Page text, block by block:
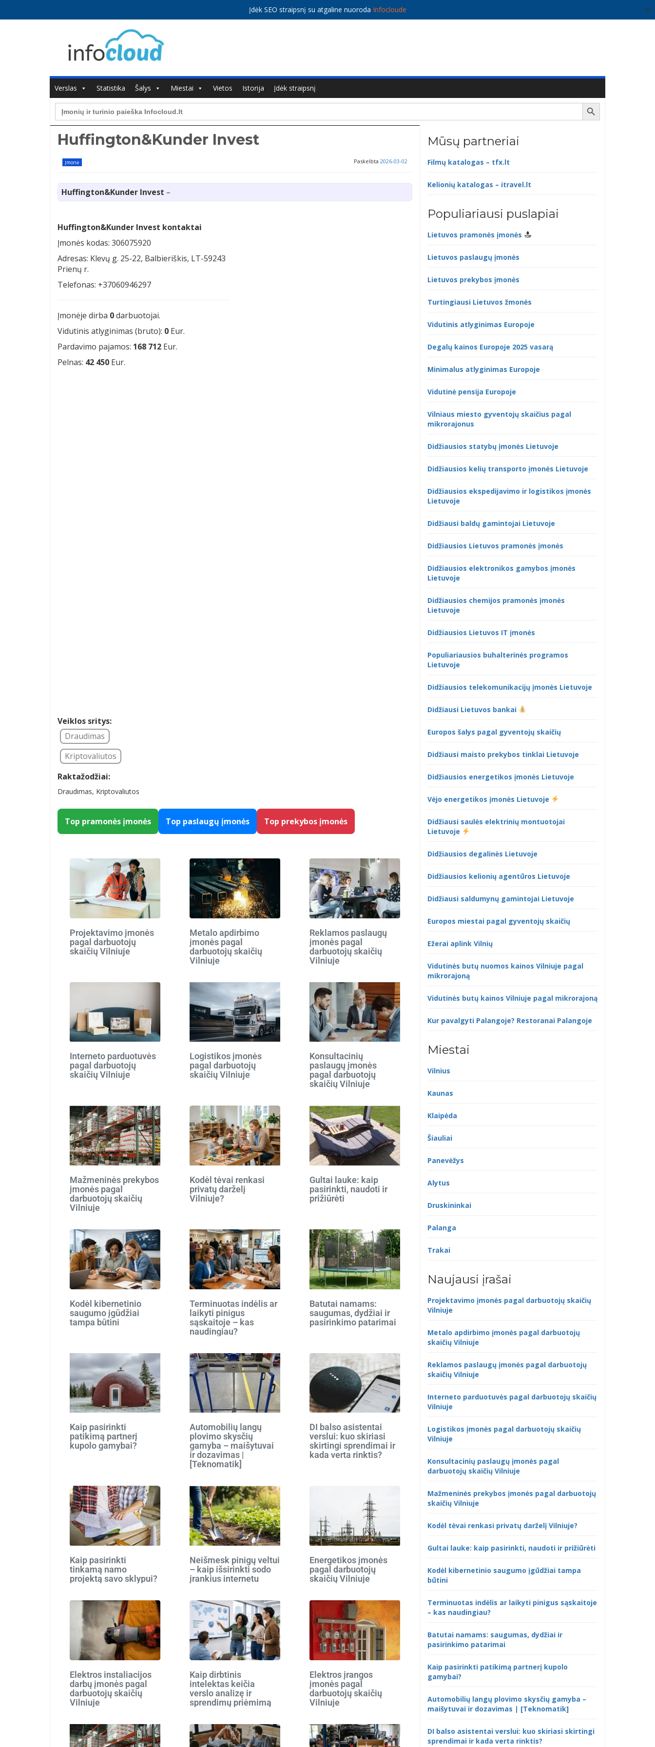
Įdėk SEO straipsnį su atgaline nuoroda Infocloude ✕
Verslas Statistika Šalys Miestai Vietos Istorija
Įdėk straipsnį
Search
for:
Search Button
Huffington&Kunder Invest
Įmonė Paskelbta 2026-03-02
Huffington&Kunder Invest –
Huffington&Kunder Invest kontaktai
Įmonės kodas: 306075920
Adresas: Klevų g. 25-22, Balbieriškis, LT-59243
Prienų r.
Telefonas: +37060946297
Įmonėje dirba 0darbuotojai.
Vidutinis atlyginimas (bruto): 0 Eur.
Pardavimo pajamos: 168 712 Eur.
Pelnas: 42 450 Eur.
Veiklos sritys:
Draudimas
Kriptovaliutos
Raktažodžiai:
Draudimas, Kriptovaliutos
Top pramonės įmonės Top paslaugų įmonės Top prekybos įmonės
Projektavimo įmonės
pagal darbuotojų
skaičių Vilniuje
Metalo apdirbimo
įmonės pagal
darbuotojų skaičių
Vilniuje
Reklamos paslaugų
įmonės pagal
darbuotojų skaičių
Vilniuje
Interneto parduotuvės
pagal darbuotojų
skaičių Vilniuje
Logistikos įmonės
pagal darbuotojų
skaičių Vilniuje
Konsultacinių
paslaugų įmonės
pagal darbuotojų
skaičių Vilniuje
Mažmeninės prekybos
įmonės pagal
darbuotojų skaičių
Vilniuje
Kodėl tėvai renkasi
privatų darželį
Vilniuje?
Gultai lauke: kaip
pasirinkti, naudoti ir
prižiūrėti
Kodėl kibernetinio
saugumo įgūdžiai
tampa būtini
Terminuotas indėlis ar
laikyti pinigus
sąskaitoje – kas
naudingiau?
Batutai namams:
saugumas, dydžiai ir
pasirinkimo patarimai
Kaip pasirinkti
patikimą partnerį
kupolo gamybai?
Automobilių langų
plovimo skysčių
gamyba – maišytuvai
ir dozavimas |
[Teknomatik]
DI balso asistentai
verslui: kuo skiriasi
skirtingi sprendimai ir
kada verta rinktis?
Kaip pasirinkti
tinkamą namo
projektą savo sklypui?
Neišmesk pinigų veltui
– kaip išsirinkti sodo
įrankius internetu
Energetikos įmonės
pagal darbuotojų
skaičių Vilniuje
Elektros instaliacijos
darbų įmonės pagal
darbuotojų skaičių
Vilniuje
Kaip dirbtinis
intelektas keičia
verslo analizę ir
sprendimų priėmimą
Elektros įrangos
įmonės pagal
darbuotojų skaičių
Vilniuje
Mūsų partneriai
Filmų katalogas – tfx.lt
Kelionių katalogas – itravel.lt
Populiariausi puslapiai
Lietuvos pramonės įmonės
Lietuvos paslaugų įmonės
Lietuvos prekybos įmonės
Turtingiausi Lietuvos žmonės
Vidutinis atlyginimas Europoje
Degalų kainos Europoje 2025 vasarą
Minimalus atlyginimas Europoje
Vidutinė pensija Europoje
Vilniaus miesto gyventojų skaičius pagal
mikrorajonus
Didžiausios statybų įmonės Lietuvoje
Didžiausios kelių transporto įmonės Lietuvoje
Didžiausios ekspedijavimo ir logistikos įmonės
Lietuvoje
Didžiausi baldų gamintojai Lietuvoje
Didžiausios Lietuvos pramonės įmonės
Didžiausios elektronikos gamybos įmonės
Lietuvoje
Didžiausios chemijos pramonės įmonės
Lietuvoje
Didžiausios Lietuvos IT įmonės
Populiariausios buhalterinės programos
Lietuvoje
Didžiausios telekomunikacijų įmonės Lietuvoje
Didžiausi Lietuvos bankai
Europos šalys pagal gyventojų skaičių
Didžiausi maisto prekybos tinklai Lietuvoje
Didžiausios energetikos įmonės Lietuvoje
Vėjo energetikos įmonės Lietuvoje
Didžiausi saulės elektrinių montuotojai
Lietuvoje
Didžiausios degalinės Lietuvoje
Didžiausios kelionių agentūros Lietuvoje
Didžiausi saldumynų gamintojai Lietuvoje
Europos miestai pagal gyventojų skaičių
Ežerai aplink Vilnių
Vidutinės butų nuomos kainos Vilniuje pagal
mikrorajoną
Vidutinės butų kainos Vilniuje pagal mikrorajoną
Kur pavalgyti Palangoje? Restoranai Palangoje
Miestai
Vilnius
Kaunas
Klaipėda
Šiauliai
Panevėžys
Alytus
Druskininkai
Palanga
Trakai
Naujausi įrašai
Projektavimo įmonės pagal darbuotojų skaičių
Vilniuje
Metalo apdirbimo įmonės pagal darbuotojų
skaičių Vilniuje
Reklamos paslaugų įmonės pagal darbuotojų
skaičių Vilniuje
Interneto parduotuvės pagal darbuotojų skaičių
Vilniuje
Logistikos įmonės pagal darbuotojų skaičių
Vilniuje
Konsultacinių paslaugų įmonės pagal
darbuotojų skaičių Vilniuje
Mažmeninės prekybos įmonės pagal darbuotojų
skaičių Vilniuje
Kodėl tėvai renkasi privatų darželį Vilniuje?
Gultai lauke: kaip pasirinkti, naudoti ir prižiūrėti
Kodėl kibernetinio saugumo įgūdžiai tampa
būtini
Terminuotas indėlis ar laikyti pinigus sąskaitoje
– kas naudingiau?
Batutai namams: saugumas, dydžiai ir
pasirinkimo patarimai
Kaip pasirinkti patikimą partnerį kupolo
gamybai?
Automobilių langų plovimo skysčių gamyba –
maišytuvai ir dozavimas | [Teknomatik]
DI balso asistentai verslui: kuo skiriasi skirtingi
sprendimai ir kada verta rinktis?